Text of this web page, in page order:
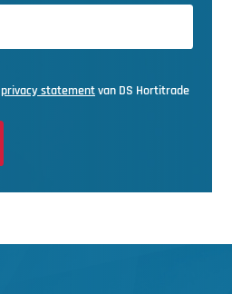
privacy statementvan DS Hortitrade